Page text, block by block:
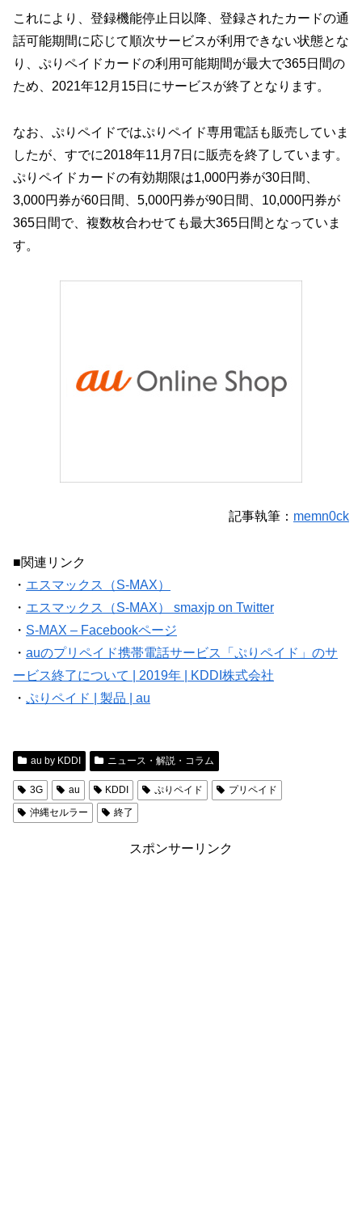
これにより、登録機能停止日以降、登録されたカードの通
話可能期間に応じて順次サービスが利用できない状態とな
り、ぷりペイドカードの利用可能期間が最大で365日間の
ため、2021年12月15日にサービスが終了となります。
なお、ぷりペイドではぷりペイド専用電話も販売していま
したが、すでに2018年11月7日に販売を終了しています。
ぷりペイドカードの有効期限は1,000円券が30日間、
3,000円券が60日間、5,000円券が90日間、10,000円券が
365日間で、複数枚合わせても最大365日間となっていま
す。
記事執筆： memn0ck
■関連リンク
・ エスマックス（S-MAX）
・ エスマックス（S-MAX） smaxjp on Twitter
・ S-MAX – Facebookページ
・ auのプリペイド携帯電話サービス「ぷりペイド」のサ
ービス終了について | 2019年 | KDDI株式会社
・ ぷりペイド | 製品 | au
au by KDDI ニュース・解説・コラム
3G au KDDI ぷりペイド
プリペイド
沖縄セルラー
終了
スポンサーリンク